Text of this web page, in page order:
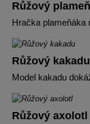
Růžový
Hračka plameňáka
Růžový kakadu
Model kakadu
Růžový axolotl